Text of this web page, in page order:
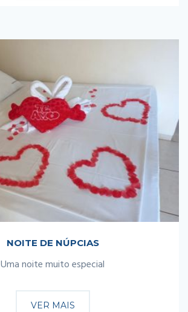
NOITE DE NÚPCIAS
Uma noite muito especial
VER MAIS